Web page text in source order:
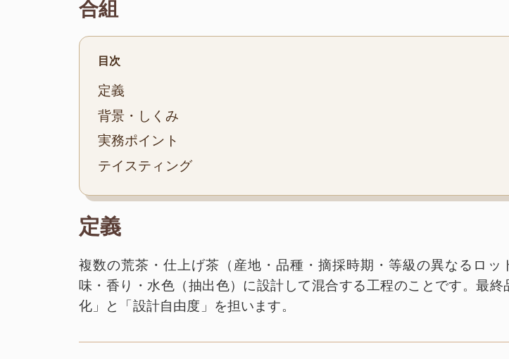
合組
目次
定義
背景・しくみ
実務ポイント
テイスティング
定義
複数の荒茶・仕上げ茶（産地・品種・摘採時期・等級の異なるロッ
味・香り・水色（抽出色）に設計して混合する工程のことです。最終
化」と「設計自由度」を担います。